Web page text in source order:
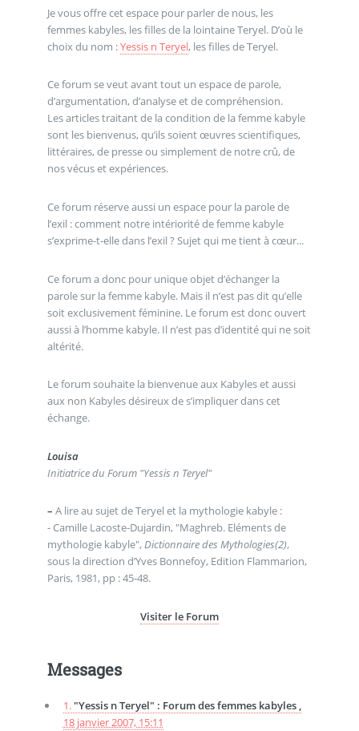
Je vous offre cet espace pour parler de nous, les
femmes kabyles, les filles de la lointaine Teryel. D’où le
choix du nom :Yessis n Teryel, les filles de Teryel.
Ce forum se veut avant tout un espace de parole,
d’argumentation, d’analyse et de compréhension.
Les articles traitant de la condition de la femme kabyle
sont les bienvenus, qu’ils soient œuvres scientifiques,
littéraires, de presse ou simplement de notre crû, de
nos vécus et expériences.
Ce forum réserve aussi un espace pour la parole de
l’exil : comment notre intériorité de femme kabyle
s’exprime-t-elle dans l’exil ? Sujet qui me tient à cœur...
Ce forum a donc pour unique objet d’échanger la
parole sur la femme kabyle. Mais il n’est pas dit qu’elle
soit exclusivement féminine. Le forum est donc ouvert
aussi à l’homme kabyle. Il n’est pas d’identité qui ne soit
altérité.
Le forum souhaite la bienvenue aux Kabyles et aussi
aux non Kabyles désireux de s’impliquer dans cet
échange.
Louisa
Initiatrice du Forum "Yessis n Teryel"
– A lire au sujet de Teryel et la mythologie kabyle :
- Camille Lacoste-Dujardin, "Maghreb. Eléments de
mythologie kabyle", Dictionnaire des Mythologies(2),
sous la direction d’Yves Bonnefoy, Edition Flammarion,
Paris, 1981, pp : 45-48.
Visiter le Forum
Messages
1. "Yessis n Teryel" : Forum des femmes kabyles ,
18 janvier 2007, 15:11